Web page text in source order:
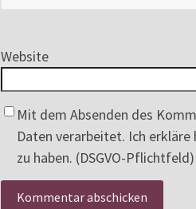
Website
Mit dem Absenden des
Daten verarbeitet. Ich
zu haben. (DSGVO-Pflichtfeld)